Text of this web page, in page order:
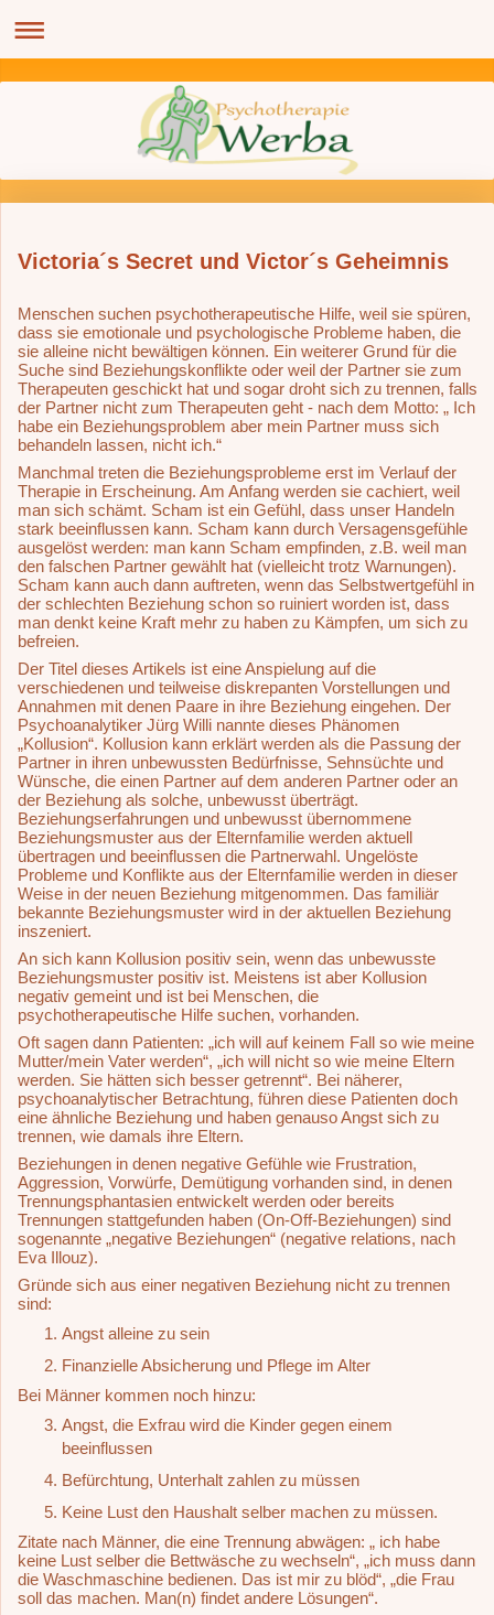
Victoria´s Secret und Victor´s Geheimnis
Menschen suchen psychotherapeutische Hilfe, weil sie spüren,
dass sie emotionale und psychologische Probleme haben, die
sie alleine nicht bewältigen können. Ein weiterer Grund für die
Suche sind Beziehungskonflikte oder weil der Partner sie zum
Therapeuten geschickt hat und sogar droht sich zu trennen, falls
der Partner nicht zum Therapeuten geht - nach dem Motto: „ Ich
habe ein Beziehungsproblem aber mein Partner muss sich
behandeln lassen, nicht ich.“
Manchmal treten die Beziehungsprobleme erst im Verlauf der
Therapie in Erscheinung. Am Anfang werden sie cachiert, weil
man sich schämt. Scham ist ein Gefühl, dass unser Handeln
stark beeinflussen kann. Scham kann durch Versagensgefühle
ausgelöst werden: man kann Scham empfinden, z.B. weil man
den falschen Partner gewählt hat (vielleicht trotz Warnungen).
Scham kann auch dann auftreten, wenn das Selbstwertgefühl in
der schlechten Beziehung schon so ruiniert worden ist, dass
man denkt keine Kraft mehr zu haben zu Kämpfen, um sich zu
befreien.
Der Titel dieses Artikels ist eine Anspielung auf die
verschiedenen und teilweise diskrepanten Vorstellungen und
Annahmen mit denen Paare in ihre Beziehung eingehen. Der
Psychoanalytiker Jürg Willi nannte dieses Phänomen
„Kollusion“. Kollusion kann erklärt werden als die Passung der
Partner in ihren unbewussten Bedürfnisse, Sehnsüchte und
Wünsche, die einen Partner auf dem anderen Partner oder an
der Beziehung als solche, unbewusst überträgt.
Beziehungserfahrungen und unbewusst übernommene
Beziehungsmuster aus der Elternfamilie werden aktuell
übertragen und beeinflussen die Partnerwahl. Ungelöste
Probleme und Konflikte aus der Elternfamilie werden in dieser
Weise in der neuen Beziehung mitgenommen. Das familiär
bekannte Beziehungsmuster wird in der aktuellen Beziehung
inszeniert.
An sich kann Kollusion positiv sein, wenn das unbewusste
Beziehungsmuster positiv ist. Meistens ist aber Kollusion
negativ gemeint und ist bei Menschen, die
psychotherapeutische Hilfe suchen, vorhanden.
Oft sagen dann Patienten: „ich will auf keinem Fall so wie meine
Mutter/mein Vater werden“, „ich will nicht so wie meine Eltern
werden. Sie hätten sich besser getrennt“. Bei näherer,
psychoanalytischer Betrachtung, führen diese Patienten doch
eine ähnliche Beziehung und haben genauso Angst sich zu
trennen, wie damals ihre Eltern.
Beziehungen in denen negative Gefühle wie Frustration,
Aggression, Vorwürfe, Demütigung vorhanden sind, in denen
Trennungsphantasien entwickelt werden oder bereits
Trennungen stattgefunden haben (On-Off-Beziehungen) sind
sogenannte „negative Beziehungen“ (negative relations, nach
Eva Illouz).
Gründe sich aus einer negativen Beziehung nicht zu trennen
sind:
Angst alleine zu sein
Finanzielle Absicherung und Pflege im Alter
Bei Männer kommen noch hinzu:
Angst, die Exfrau wird die Kinder gegen einem
beeinflussen
Befürchtung, Unterhalt zahlen zu müssen
Keine Lust den Haushalt selber machen zu müssen.
Zitate nach Männer, die eine Trennung abwägen: „ ich habe
keine Lust selber die Bettwäsche zu wechseln“, „ich muss dann
die Waschmaschine bedienen. Das ist mir zu blöd“, „die Frau
soll das machen. Man(n) findet andere Lösungen“.